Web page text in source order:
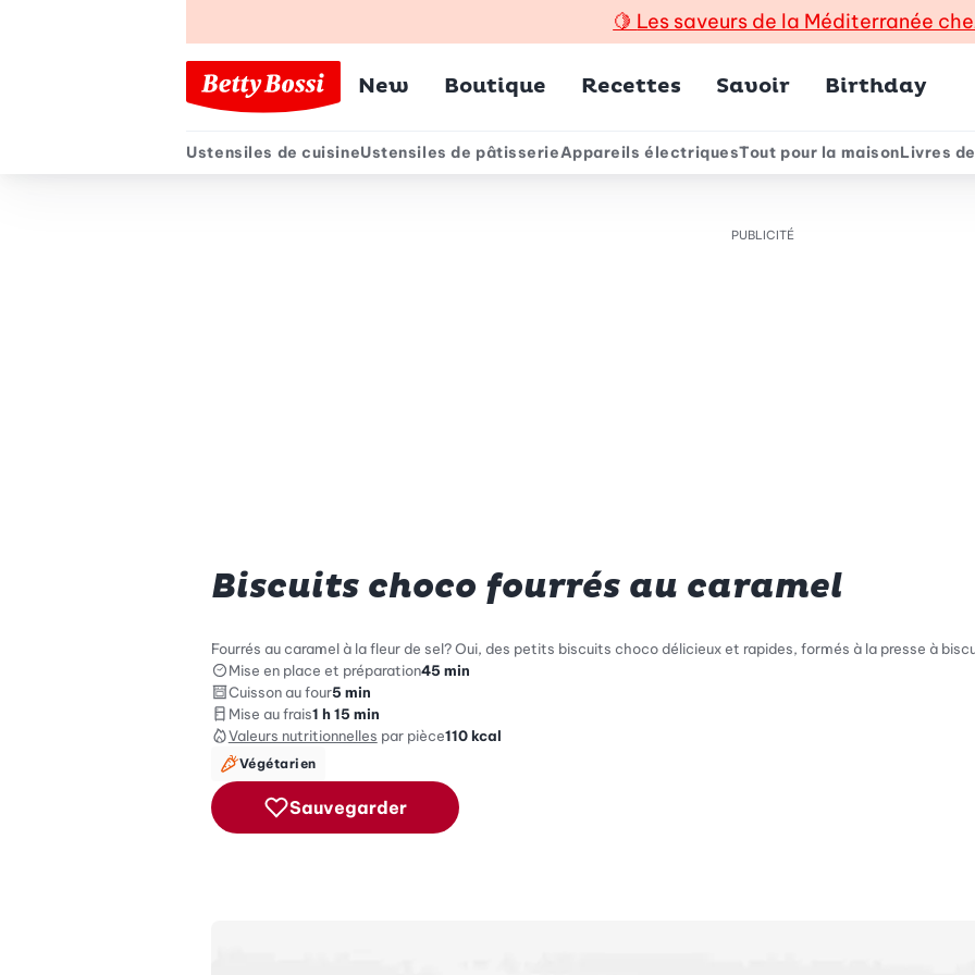
🍋 Les saveurs de la Méditerranée
Menu principal
New Boutique Recettes Savoir Birthday
Menu secondaire
Ustensiles de cuisineUstensiles de pâtisserieAppareils électriquesTout pour la maisonLivres
PUBLICITÉ
Biscuits choco fourrés au caramel
Fourrés au caramel à la fleur de sel? Oui, des petits biscuits choco délicieux et rapides, formés à la presse à
Mise en place et préparation45 min
Cuisson au four5 min
Mise au frais1 h 15 min
Valeurs nutritionnelles par pièce110 kcal
Végétarien
Sauvegarder